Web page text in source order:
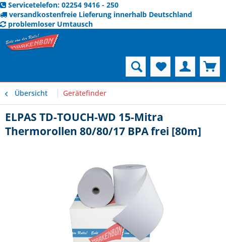
Servicetelefon: 02254 9416 - 250
versandkostenfreie Lieferung innerhalb Deutschland
problemloser Umtausch
Übersicht Gerätefinder
ELPAS TD-TOUCH-WD 15-Mitra
Thermorollen 80/80/17 BPA frei [80m]